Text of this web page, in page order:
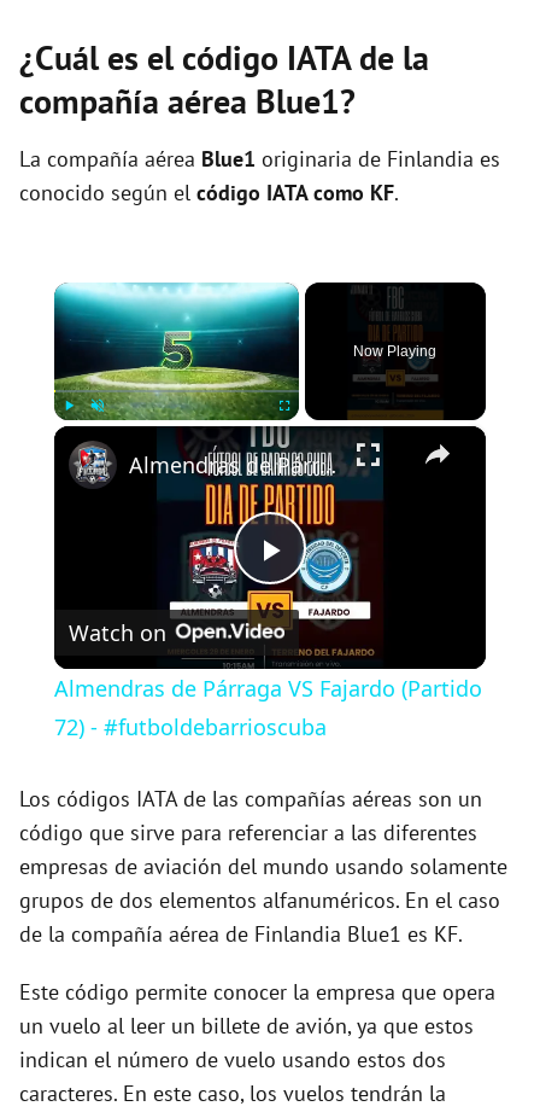
¿Cuál es el código IATA de la
compañía aérea Blue1?
La compañía aérea Blue1 originaria de Finlandia es
conocido según el código IATA como KF.
×
Fullscreen
Now Playing
×
P
l
a
y
V
i
d
e
Almendras de Párraga VS Fajardo (Partido 72) - #futboldebarrioscuba
Watch on
Almendras de Párraga VS Fajardo (Partido
72) - #futboldebarrioscuba
Los códigos IATA de las compañías aéreas son un
código que sirve para referenciar a las diferentes
empresas de aviación del mundo usando solamente
grupos de dos elementos alfanuméricos. En el caso
de la compañía aérea de Finlandia Blue1 es KF.
Este código permite conocer la empresa que opera
un vuelo al leer un billete de avión, ya que estos
indican el número de vuelo usando estos dos
caracteres. En este caso, los vuelos tendrán la